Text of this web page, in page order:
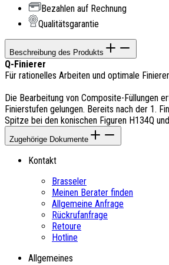
Bezahlen auf Rechnung
Qualitätsgarantie
Beschreibung des Produkts
Q-Finierer
Für rationelles Arbeiten und optimale
Die Bearbeitung von Composite-Füllungen
Finierstufen gelungen. Bereits nach der 1.
Spitze bei den konischen Figuren H134Q
Zugehörige Dokumente
Kontakt
Brasseler
Meinen Berater finden
Allgemeine Anfrage
Rückrufanfrage
Retoure
Hotline
Allgemeines